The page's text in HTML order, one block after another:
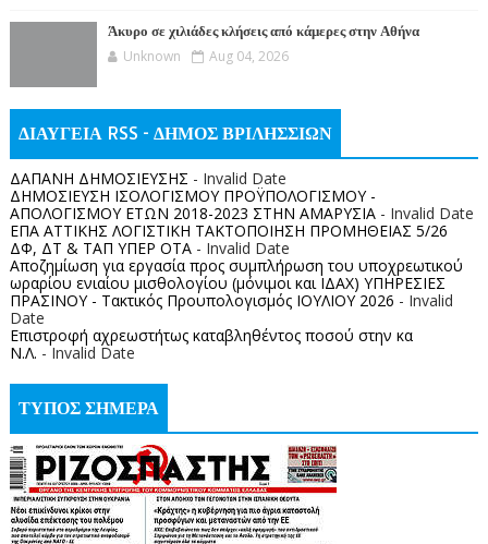
Άκυρο σε χιλιάδες κλήσεις από κάμερες στην Αθήνα
Unknown Aug 04, 2026
ΔΙΑΥΓΕΙΑ RSS - ΔΗΜΟΣ ΒΡΙΛΗΣΣΙΩΝ
ΔΑΠΑΝΗ ΔΗΜΟΣΙΕΥΣΗΣ - Invalid Date
ΔΗΜΟΣΙΕΥΣΗ ΙΣΟΛΟΓΙΣΜΟΥ ΠΡΟΫΠΟΛΟΓΙΣΜΟΥ -
ΑΠΟΛΟΓΙΣΜΟΥ ΕΤΩΝ 2018-2023 ΣΤΗΝ ΑΜΑΡΥΣΙΑ- Invalid Date
ΕΠΑ ΑΤΤΙΚΗΣ ΛΟΓΙΣΤΙΚΗ ΤΑΚΤΟΠΟΙΗΣΗ ΠΡΟΜΗΘΕΙΑΣ 5/26
ΔΦ, ΔΤ & ΤΑΠ ΥΠΕΡ ΟΤΑ- Invalid Date
Αποζημίωση για εργασία προς συμπλήρωση του υποχρεωτικού
ωραρίου ενιαίου μισθολογίου (μόνιμοι και ΙΔΑΧ) ΥΠΗΡΕΣΙΕΣ
ΠΡΑΣΙΝΟΥ - Τακτικός Προυπολογισμός ΙΟΥΛΙΟΥ 2026 - Invalid
Date
Επιστροφή αχρεωστήτως καταβληθέντος ποσoύ στην κα
Ν.Λ. - Invalid Date
ΤΥΠΟΣ ΣΗΜΕΡΑ